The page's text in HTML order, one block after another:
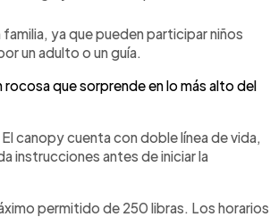
ya que pueden participar niños
un adulto o un guía.
rocosa que sorprende en lo más alto del
canopy cuenta con doble línea de vida,
instrucciones antes de iniciar la
permitido de 250 libras. Los horarios